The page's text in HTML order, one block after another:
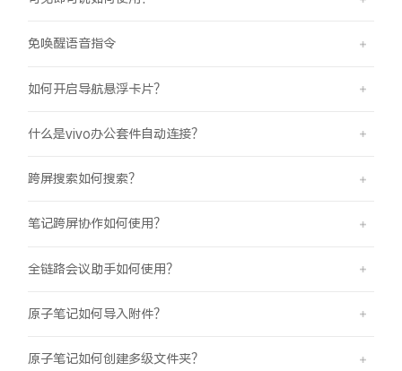
免唤醒语音指令
如何开启导航悬浮卡片？
什么是vivo办公套件自动连接？
跨屏搜索如何搜索？
笔记跨屏协作如何使用？
全链路会议助手如何使用？
原子笔记如何导入附件？
原子笔记如何创建多级文件夹？